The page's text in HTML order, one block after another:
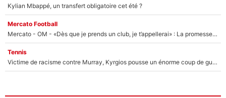
Kylian Mbappé, un transfert obligatoire cet été ?
Mercato Football
Mercato - OM - «Dès que je prends un club, je t’appellerai» : La promesse de Marcelino au moment de claquer la porte
Tennis
Victime de racisme contre Murray, Kyrgios pousse un énorme coup de gueule !